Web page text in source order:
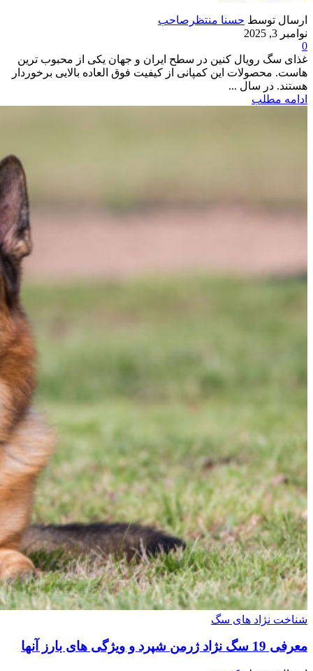
ارسال توسط حسنا منتظرصاحب
نوامبر 3, 2025
0
غذای سگ رویال کنین در سطح ایران و جهان یکی از محبوب ترین
هاست. محصولات این کمپانی از کیفیت فوق العاده بالایی برخوردار
هستند. در سال ...
ادامه مطلب
شناخت نژاد های سگ
معرفی 19 سگ نژاد ژرمن شپرد و ویژگی های بارز آنها